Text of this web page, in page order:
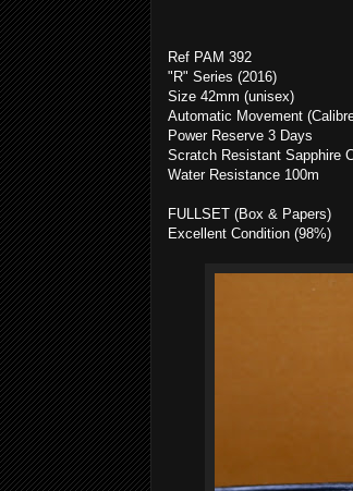
Ref PAM 392
"R" Series (2016)
Size 42mm (unisex)
Automatic Movement
Power Reserve 3 Days
Scratch Resistant Sapphire
Water Resistance 100m
FULLSET (Box & Papers)
Excellent Condition (98%)